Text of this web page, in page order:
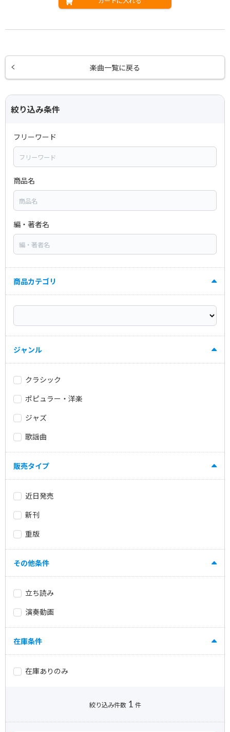
楽曲一覧に戻る
絞り込み条件
フリーワード
商品名
編・著者名
商品カテゴリ
ジャンル
クラシック
ポピュラー・洋楽
ジャズ
歌謡曲
販売タイプ
近日発売
新刊
重版
その他条件
立ち読み
演奏動画
在庫条件
在庫ありのみ
絞り込み件数 1 件